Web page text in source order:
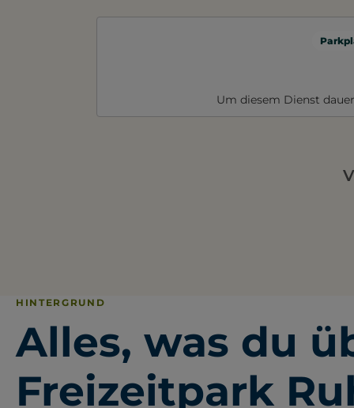
Um diesem Dienst
HINTERGRUND
Alles, was du
Freizeitpark